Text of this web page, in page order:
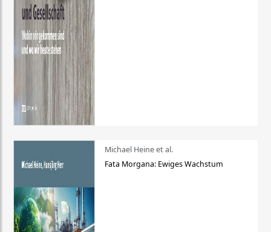
Michael Heine et al.
Fata Morgana: Ewiges Wachstum